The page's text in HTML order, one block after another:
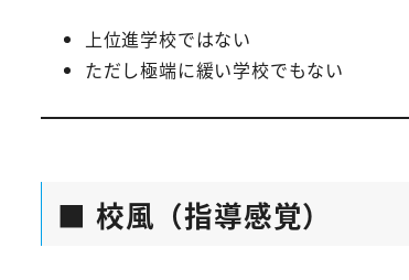
上位進学校ではない
ただし極端に緩い学校でもない
■ 校風（指導感覚）